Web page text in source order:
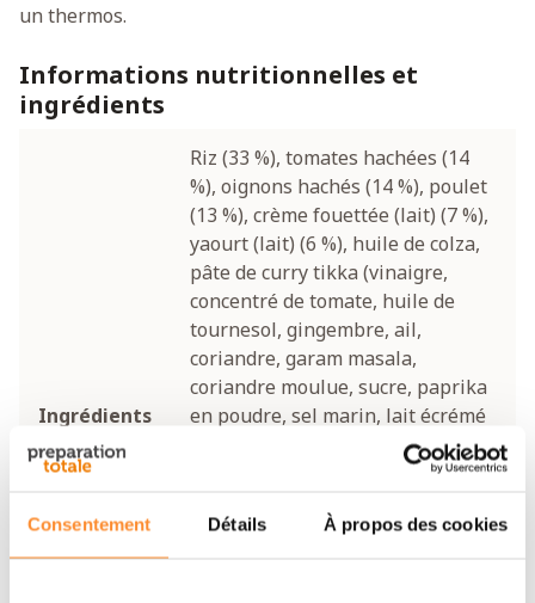
Consentement Détails À propos des cookies
un thermos.
Informations nutritionnelles et
ingrédients
Ingrédients
Riz (33 %), tomates hachées (14
%), oignons hachés (14 %), poulet
(13 %), crème fouettée (lait) (7 %),
yaourt (lait) (6 %), huile de colza,
pâte de curry tikka (vinaigre,
concentré de tomate, huile de
tournesol, gingembre, ail,
coriandre, garam masala,
coriandre moulue, sucre, paprika
en poudre, sel marin, lait écrémé
en poudre, concentré de jus de
citron, cumin moulu, fenugrec
piment en poudre, acide lactique,